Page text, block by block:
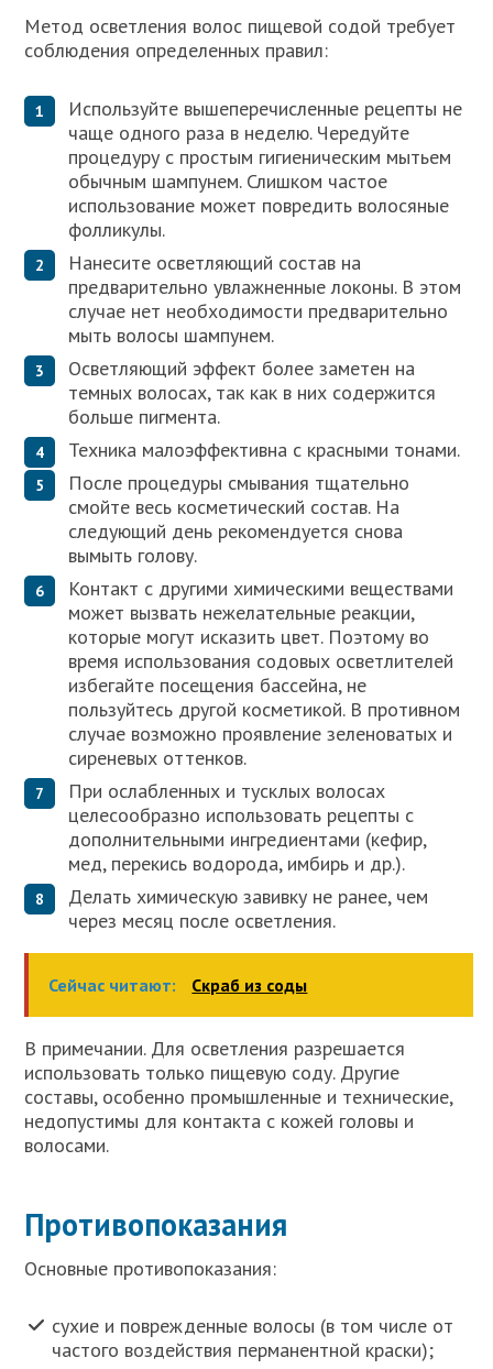
Метод осветления волос пищевой содой требует
соблюдения определенных правил:
Используйте вышеперечисленные рецепты не
чаще одного раза в неделю. Чередуйте
процедуру с простым гигиеническим мытьем
обычным шампунем. Слишком частое
использование может повредить волосяные
фолликулы.
Нанесите осветляющий состав на
предварительно увлажненные локоны. В этом
случае нет необходимости предварительно
мыть волосы шампунем.
Осветляющий эффект более заметен на
темных волосах, так как в них содержится
больше пигмента.
Техника малоэффективна с красными тонами.
После процедуры смывания тщательно
смойте весь косметический состав. На
следующий день рекомендуется снова
вымыть голову.
Контакт с другими химическими веществами
может вызвать нежелательные реакции,
которые могут исказить цвет. Поэтому во
время использования содовых осветлителей
избегайте посещения бассейна, не
пользуйтесь другой косметикой. В противном
случае возможно проявление зеленоватых и
сиреневых оттенков.
При ослабленных и тусклых волосах
целесообразно использовать рецепты с
дополнительными ингредиентами (кефир,
мед, перекись водорода, имбирь и др.).
Делать химическую завивку не ранее, чем
через месяц после осветления.
Сейчас читают: Скраб из соды
В примечании. Для осветления разрешается
использовать только пищевую соду. Другие
составы, особенно промышленные и технические,
недопустимы для контакта с кожей головы и
волосами.
Противопоказания
Основные противопоказания:
сухие и поврежденные волосы (в том числе от
частого воздействия перманентной краски);